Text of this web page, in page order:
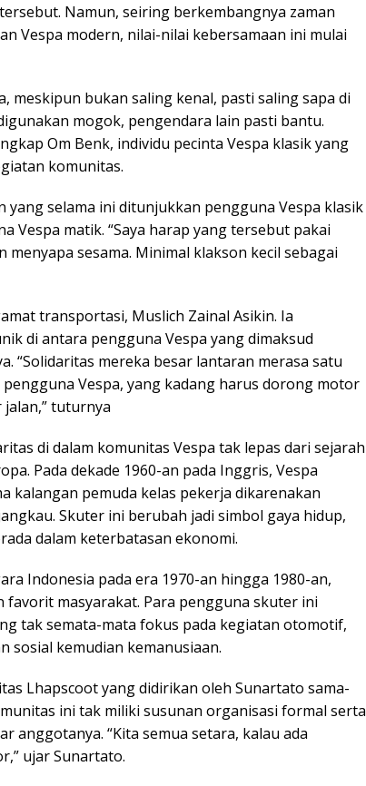
Namun, seiring berkembangnya zaman
Vespa modern, nilai-nilai kebersamaan ini mulai
meskipun bukan saling kenal, pasti saling sapa di
mogok, pengendara lain pasti bantu.
Om Benk, individu pecinta Vespa klasik yang
komunitas.
yang selama ini ditunjukkan pengguna Vespa klasik
Vespa matik. “Saya harap yang tersebut pakai
sesama. Minimal klakson kecil sebagai
transportasi, Muslich Zainal Asikin. Ia
di antara pengguna Vespa yang dimaksud
“Solidaritas mereka besar lantaran merasa satu
Vespa, yang kadang harus dorong motor
tuturnya
di dalam komunitas Vespa tak lepas dari sejarah
Pada dekade 1960-an pada Inggris, Vespa
kalangan pemuda kelas pekerja dikarenakan
Skuter ini berubah jadi simbol gaya hidup,
dalam keterbatasan ekonomi.
Indonesia pada era 1970-an hingga 1980-an,
favorit masyarakat. Para pengguna skuter ini
tak semata-mata fokus pada kegiatan otomotif,
sosial kemudian kemanusiaan.
Lhapscoot yang didirikan oleh Sunartato sama-
ini tak miliki susunan organisasi formal serta
anggotanya. “Kita semua setara, kalau ada
ujar Sunartato.